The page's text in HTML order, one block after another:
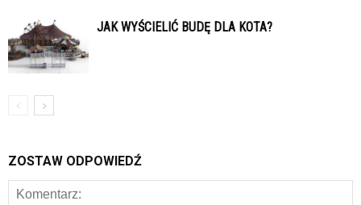
JAK WYŚCIELIĆ BUDĘ DLA KOTA?
ZOSTAW ODPOWIEDŹ